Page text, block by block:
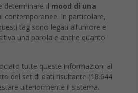
determinare il mood di una
contemporanee. In particolare,
tag sono legati all’umore e
una parola e anche quanto
tutte queste informazioni al
del set di dati risultante (18.644
ulteriormente il sistema.